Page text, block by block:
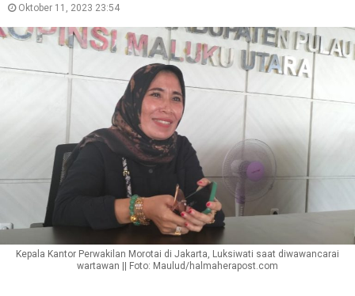
Oktober 11, 2023 23:54
Kepala Kantor Perwakilan Morotai di Jakarta, Luksiwati saat diwawancarai
wartawan || Foto: Maulud/halmaherapost.com